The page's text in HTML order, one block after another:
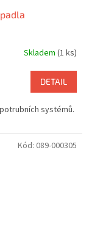
Skladem (1 ks)
DETAIL
systémů.
Kód: 089-000305